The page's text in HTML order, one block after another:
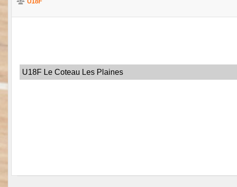
U18F Le Coteau Les Plaines